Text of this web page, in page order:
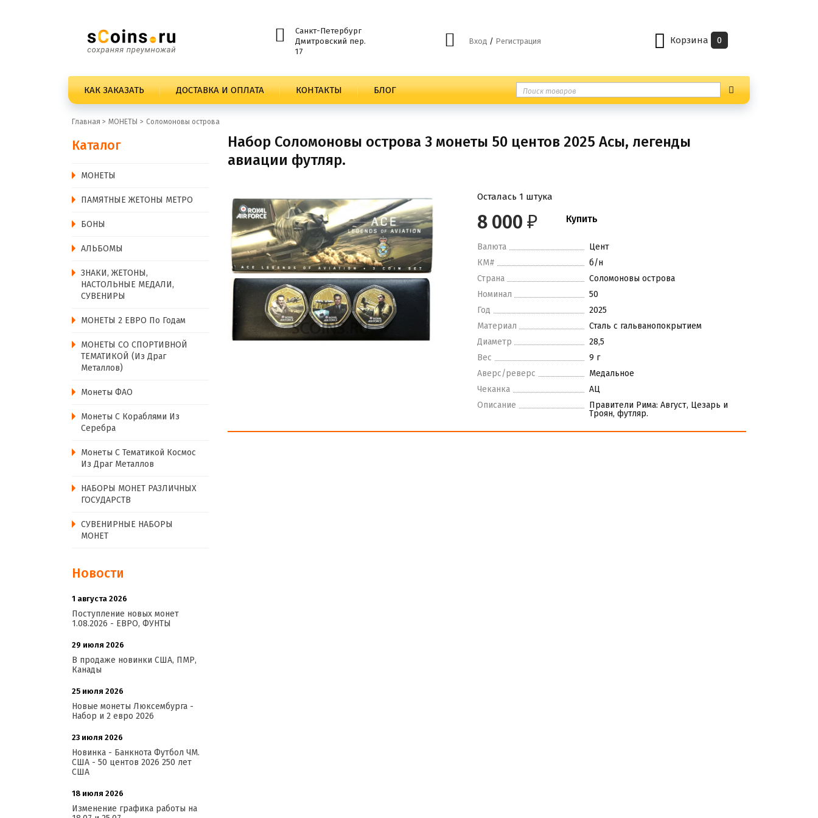
Санкт-Петербург
Дмитровский пер.
17
Вход / Регистрация Корзина 0
КАК ЗАКАЗАТЬ ДОСТАВКА И ОПЛАТА КОНТАКТЫ БЛОГ
Главная > MОНЕТЫ Соломоновы острова
Каталог
MОНЕТЫ
ПАМЯТНЫЕ ЖЕТОНЫ МЕТРО
БОНЫ
АЛЬБОМЫ
ЗНАКИ, ЖЕТОНЫ,
НАСТОЛЬНЫЕ МЕДАЛИ,
СУВЕНИРЫ
МОНЕТЫ 2 ЕВРО По Годам
МОНЕТЫ СО СПОРТИВНОЙ
ТЕМАТИКОЙ (из Драг
Металлов)
Монеты ФАО
Монеты С Кораблями Из
Серебра
Монеты С Тематикой Космос
Из Драг Металлов
НАБОРЫ МОНЕТ РАЗЛИЧНЫХ
ГОСУДАРСТВ
СУВЕНИРНЫЕ НАБОРЫ
МОНЕТ
Новости
1 августа 2026
Поступление новых монет
1.08.2026 - ЕВРО, ФУНТЫ
29 июля 2026
В продаже новинки США, ПМР,
Канады
25 июля 2026
Новые монеты Люксембурга -
Набор и 2 евро 2026
23 июля 2026
Новинка - Банкнота Футбол ЧМ.
США - 50 центов 2026 250 лет
США
18 июля 2026
Изменение графика работы на
Набор Соломоновы острова 3 монеты 50 центов 2025 Асы, легенды
авиации футляр.
Осталась 1 штука
8 000 ₽
Валюта
Цент
КМ#
б/н
Страна
Соломоновы острова
Номинал
50
Год
2025
Материал
Сталь с гальванопокрытием
Диаметр
28,5
Вес
9 г
Аверс/реверс
Медальное
Чеканка
АЦ
Описание
Правители Рима: Август, Цезарь и
Троян, футляр.